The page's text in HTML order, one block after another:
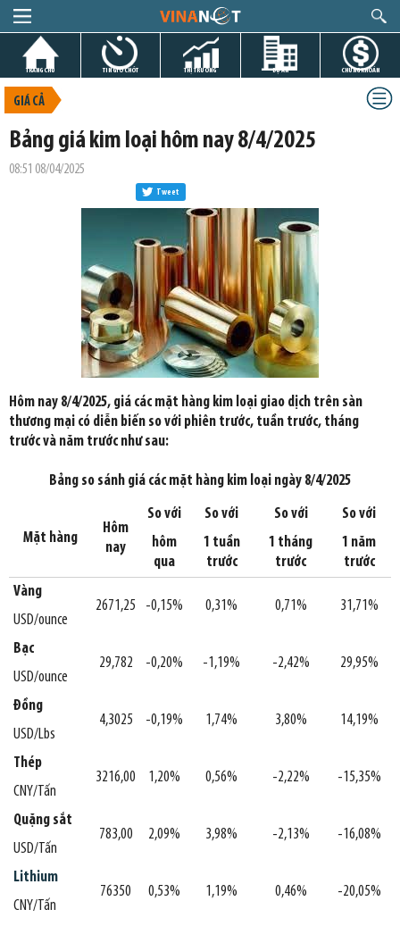
TRANG CHỦ TIN GIỜ CHÓT THỊ TRƯỜNG DỰ ÁN CHỨNG KHOÁN
GIÁ CẢ
Bảng giá kim loại hôm nay 8/4/2025
08:51 08/04/2025
Tweet
Hôm nay 8/4/2025, giá các mặt hàng kim loại giao dịch trên sàn
thương mại có diễn biến so với phiên trước, tuần trước, tháng
trước và năm trước như sau:
Bảng so sánh giá các mặt hàng kim loại ngày 8/4/2025
Mặt hàng
Hôm
nay
So với
hôm
qua
So với
1 tuần
trước
So với
1 tháng
trước
So với
1 năm
trước
Vàng
USD/ounce
2671,25 -0,15% 0,31% 0,71% 31,71%
Bạc
USD/ounce
29,782 -0,20% -1,19% -2,42% 29,95%
Đồng
USD/Lbs
4,3025 -0,19% 1,74% 3,80% 14,19%
Thép
CNY/Tấn
3216,00 1,20% 0,56% -2,22% -15,35%
Quặng sắt
USD/Tấn
783,00 2,09% 3,98% -2,13% -16,08%
Lithium
CNY/Tấn
76350 0,53% 1,19% 0,46% -20,05%